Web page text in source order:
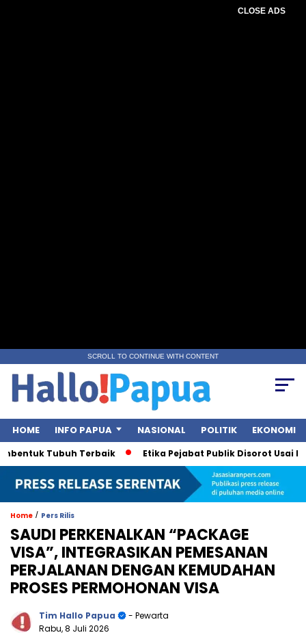
CLOSE ADS
SCROLL TO CONTINUE WITH CONTENT
HOME INFO PAPUA NASIONAL POLITIK EKONOMI
Tubuh Terbaik Etika Pejabat Publik Disorot Usai
Home / Pers Rilis
SAUDI PERKENALKAN “PACKAGE
VISA”, INTEGRASIKAN PEMESANAN
PERJALANAN DENGAN KEMUDAHAN
PROSES PERMOHONAN VISA
Tim Hallo Papua
- Pewarta
Rabu, 8 Juli 2026